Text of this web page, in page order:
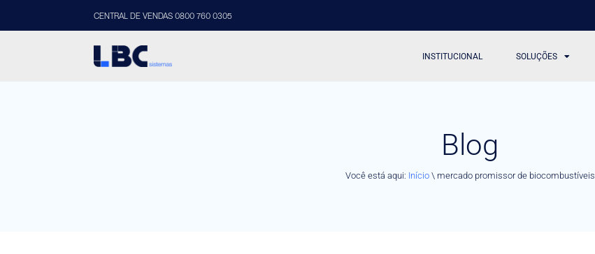
CENTRAL DE VENDAS 0800 760 0305
INSTITUCIONAL SOLUÇÕES
Blog
Você está aqui: Início\ mercado promissor de biocombustíveis